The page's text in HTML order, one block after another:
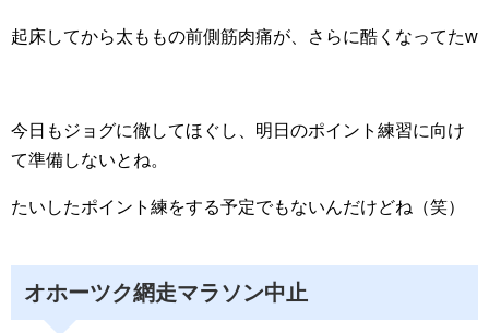
起床してから太ももの前側筋肉痛が、さらに酷くなってたw
今日もジョグに徹してほぐし、明日のポイント練習に向け
て準備しないとね。
たいしたポイント練をする予定でもないんだけどね（笑）
オホーツク網走マラソン中止